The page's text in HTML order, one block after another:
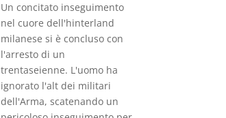
Un concitato inseguimento
nel cuore dell'hinterland
milanese si è concluso con
l'arresto di un
trentaseienne. L'uomo ha
ignorato l'alt dei militari
dell'Arma, scatenando un